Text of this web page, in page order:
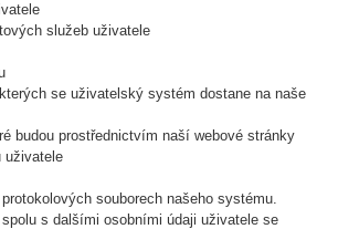
služeb uživatele
se uživatelský systém dostane na naše
budou prostřednictvím naší webové stránky
uživatele
souborech našeho systému.
s dalšími osobními údaji uživatele se